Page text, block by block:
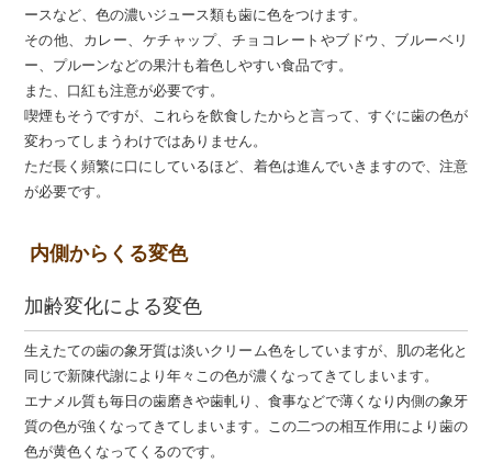
ースなど、色の濃いジュース類も歯に色をつけます。
その他、カレー、ケチャップ、チョコレートやブドウ、ブルーベリ
ー、プルーンなどの果汁も着色しやすい食品です。
また、口紅も注意が必要です。
喫煙もそうですが、これらを飲食したからと言って、すぐに歯の色が
変わってしまうわけではありません。
ただ長く頻繁に口にしているほど、着色は進んでいきますので、注意
が必要です。
内側からくる変色
加齢変化による変色
生えたての歯の象牙質は淡いクリーム色をしていますが、肌の老化と
同じで新陳代謝により年々この色が濃くなってきてしまいます。
エナメル質も毎日の歯磨きや歯軋り、食事などで薄くなり内側の象牙
質の色が強くなってきてしまいます。この二つの相互作用により歯の
色が黄色くなってくるのです。